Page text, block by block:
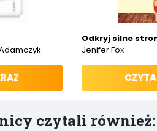
Odkryj silne
Jenifer Fox
czytali również: